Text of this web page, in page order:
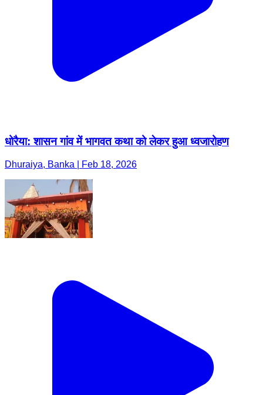
धोरैया: शासन गांव में भागवत कथा को लेकर हुआ ध्वजारोहण
Dhuraiya, Banka | Feb 18, 2026